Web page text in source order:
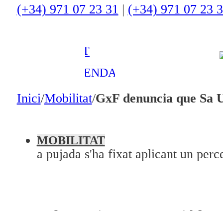
(+34) 971 07 23 31 | (+34) 971 07 23
ENTREVISTES
AMBIENT
AGENDA
En directe
Programació
Qui som?
Inici/Mobilitat/GxF denuncia que
a pujada s'ha fixat aplicant un
MOBILITAT